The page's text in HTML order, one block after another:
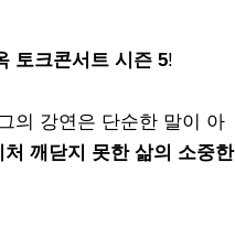
토크콘서트 시즌 5!
의 강연은 단순한 말이 아
깨닫지 못한 삶의 소중한